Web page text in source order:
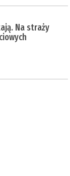
Na straży